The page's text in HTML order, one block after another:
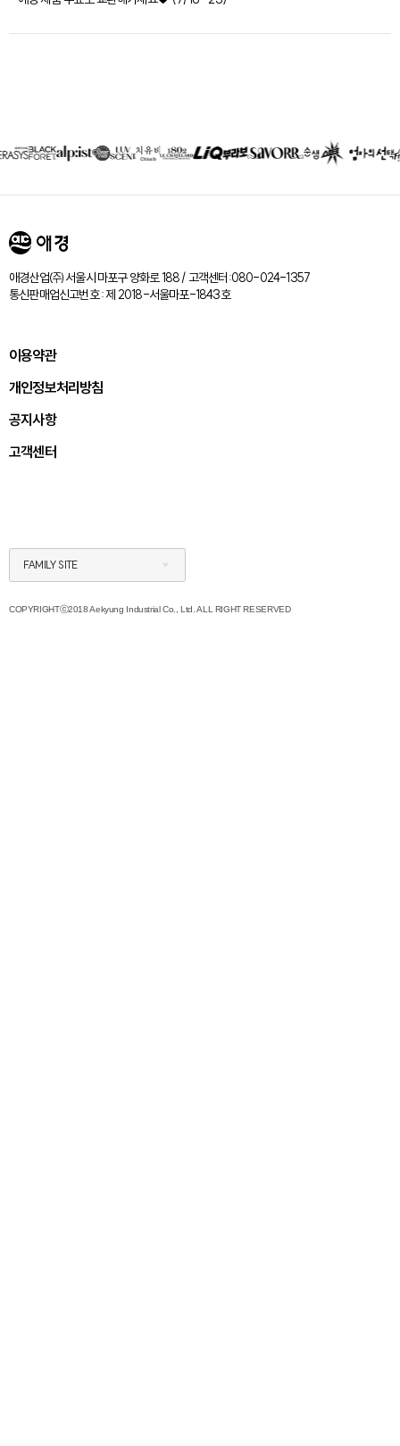
제휴회사
리스트
애경산업㈜ 서울시 마포구 양화로 188 / 고객센터:080-024-1357
통신판매업신고번호 : 제 2018-서울마포-1843호
이용약관
개인정보처리방침
공지사항
고객센터
FAMILY SITE
COPYRIGHTⓒ2018 Aekyung Industrial Co., Ltd. ALL RIGHT RESERVED